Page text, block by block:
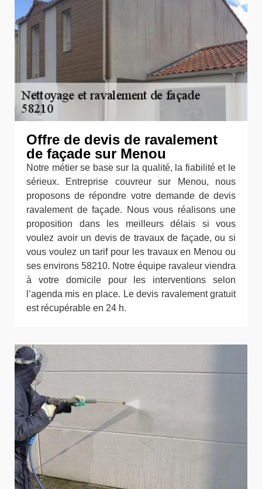
Offre de devis de ravalement
de façade sur Menou
Notre métier se base sur la qualité, la fiabilité et le
sérieux. Entreprise couvreur sur Menou, nous
proposons de répondre votre demande de devis
ravalement de façade. Nous vous réalisons une
proposition dans les meilleurs délais si vous
voulez avoir un devis de travaux de façade, ou si
vous voulez un tarif pour les travaux en Menou ou
ses environs 58210. Notre équipe ravaleur viendra
à votre domicile pour les interventions selon
l’agenda mis en place. Le devis ravalement gratuit
est récupérable en 24 h.